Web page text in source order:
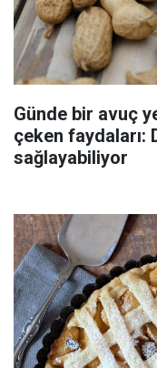
Günde bir avuç
çeken faydaları:
sağlayabiliyor